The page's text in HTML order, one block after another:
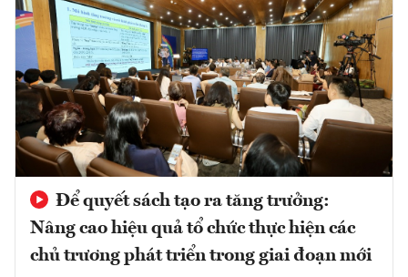
Để quyết sách tạo ra tăng trưởng:
Nâng cao hiệu quả tổ chức thực hiện các
chủ trương phát triển trong giai đoạn mới